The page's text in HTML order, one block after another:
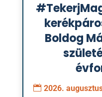
Boldog
2026.